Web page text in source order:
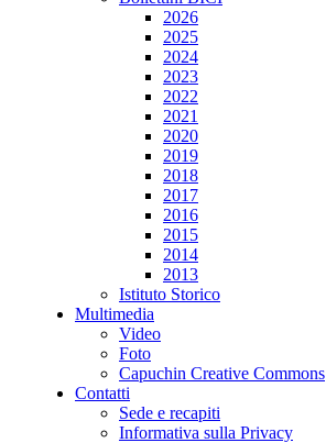
2026
2025
2024
2023
2022
2021
2020
2019
2018
2017
2016
2015
2014
2013
Istituto Storico
Multimedia
Video
Foto
Capuchin Creative Commons
Contatti
Sede e recapiti
Informativa sulla Privacy